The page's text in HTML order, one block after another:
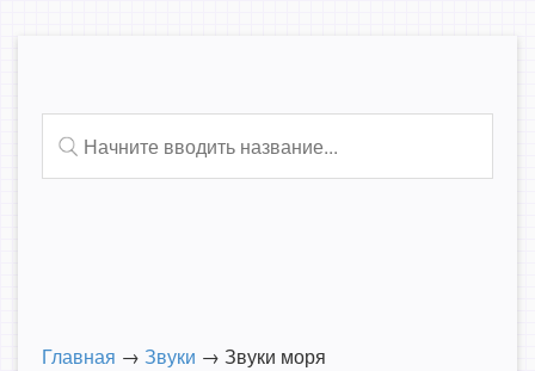
Главная → Звуки → Звуки моря